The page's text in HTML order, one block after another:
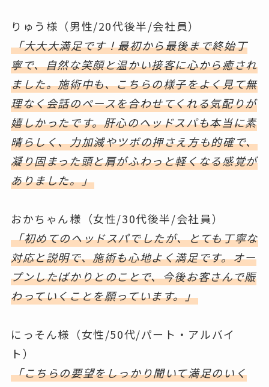
りゅう様（男性/20代後半/会社員）
「大大大満足です！最初から最後まで終始丁
寧で、自然な笑顔と温かい接客に心から癒され
ました。施術中も、こちらの様子をよく見て無
理なく会話のペースを合わせてくれる気配りが
嬉しかったです。肝心のヘッドスパも本当に素
晴らしく、力加減やツボの押さえ方も的確で、
凝り固まった頭と肩がふわっと軽くなる感覚が
ありました。」
おかちゃん様（女性/30代後半/会社員）
「初めてのヘッドスパでしたが、とても丁寧な
対応と説明で、施術も心地よく満足です。オー
プンしたばかりとのことで、今後お客さんで賑
わっていくことを願っています。」
にっそん様（女性/50代/パート・アルバイ
ト）
「こちらの要望をしっかり聞いて満足のいく